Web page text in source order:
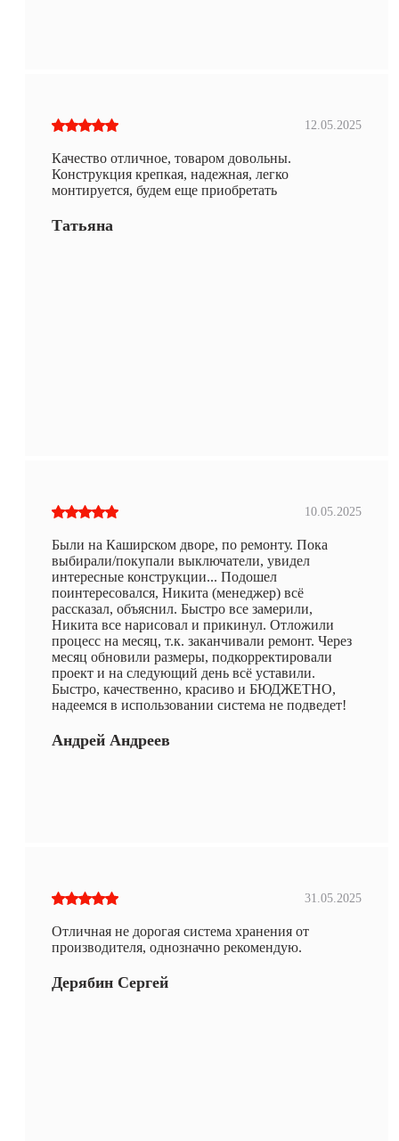
12.05.2025
Качество отличное, товаром довольны.
Конструкция крепкая, надежная, легко
монтируется, будем еще приобретать
Татьяна
10.05.2025
Были на Каширском дворе, по ремонту. Пока
выбирали/покупали выключатели, увидел
интересные конструкции... Подошел
поинтересовался, Никита (менеджер) всё
рассказал, объяснил. Быстро все замерили,
Никита все нарисовал и прикинул. Отложили
процесс на месяц, т.к. заканчивали ремонт. Через
месяц обновили размеры, подкорректировали
проект и на следующий день всё уставили.
Быстро, качественно, красиво и БЮДЖЕТНО,
надеемся в использовании система не подведет!
Андрей Андреев
31.05.2025
Отличная не дорогая система хранения от
производителя, однозначно рекомендую.
Дерябин Сергей